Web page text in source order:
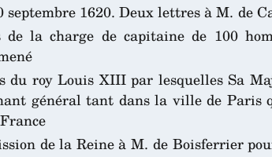
septembre 1620. Deux lettres à M. de
de la charge de capitaine de 100
du roy Louis XIII par lesquelles Sa
général tant dans la ville de Paris
de la Reine à M. de Boisferrier